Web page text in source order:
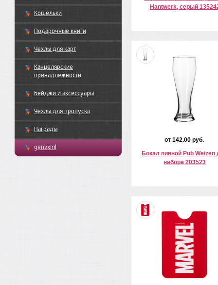
Кошельки
Подарочные книги
Чехлы для карт
Канцелярские
принадлежности
Бейджи и аксессуары
Чехлы для пропуска
Награды
gen2xml
Hantwerk, серый
от 142.00 руб.
Бокал пивной Pub Weizen
набора 203523